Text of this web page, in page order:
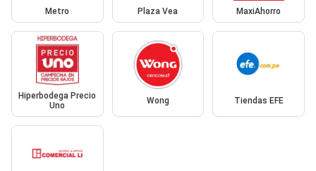
Metro Plaza Vea MaxiAhorro
Hiperbodega Precio
Uno
Wong Tiendas EFE